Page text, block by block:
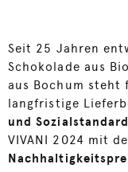
Seit 25 Jahren
Schokolade aus
aus Bochum
langfristige
und
VIVANI 2024 mit